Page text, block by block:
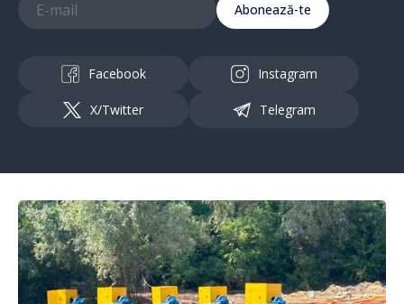
Abonează-te
Facebook Instagram
X/Twitter Telegram